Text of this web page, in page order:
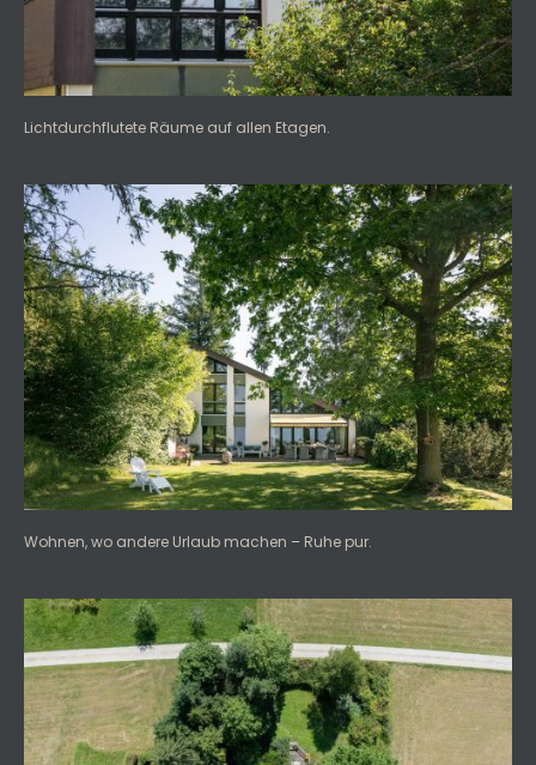
Lichtdurchflutete Räume auf allen Etagen.
Wohnen, wo andere Urlaub machen – Ruhe pur.